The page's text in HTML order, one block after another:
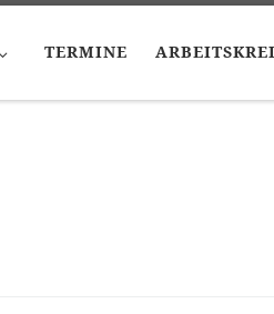
TERMINE